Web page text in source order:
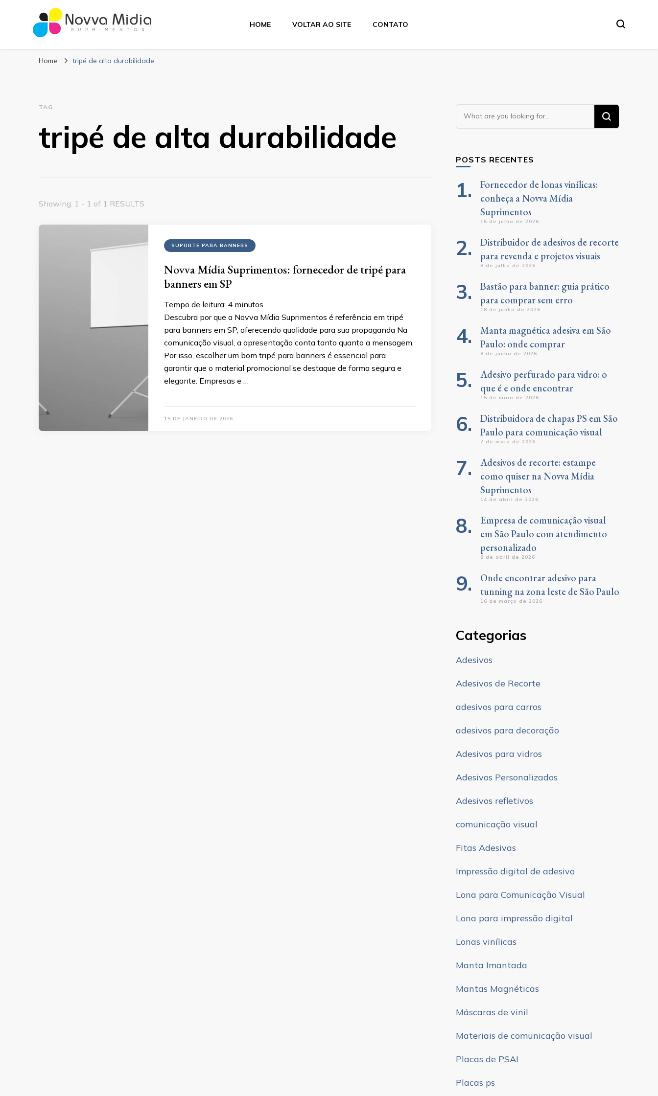
Blog Novva Midia Suprimentos
HOME VOLTAR AO SITE CONTATO
Home tripé de alta durabilidade
TAG
tripé de alta durabilidade
Showing: 1 - 1 of 1 RESULTS
SUPORTE PARA BANNERS
Novva Mídia Suprimentos: fornecedor de tripé para
banners em SP
Tempo de leitura: 4 minutos
Descubra por que a Novva Mídia Suprimentos é referência em tripé
para banners em SP, oferecendo qualidade para sua propaganda Na
comunicação visual, a apresentação conta tanto quanto a mensagem.
Por isso, escolher um bom tripé para banners é essencial para
garantir que o material promocional se destaque de forma segura e
elegante. Empresas e …
15 DE JANEIRO DE 2026
Looking
for
POSTS RECENTES
Fornecedor de lonas vinílicas:
conheça a Novva Mídia
Suprimentos
15 de julho de 2026
Distribuidor de adesivos de recorte
para revenda e projetos visuais
8 de julho de 2026
Bastão para banner: guia prático
para comprar sem erro
18 de junho de 2026
Manta magnética adesiva em São
Paulo: onde comprar
8 de junho de 2026
Adesivo perfurado para vidro: o
que é e onde encontrar
15 de maio de 2026
Distribuidora de chapas PS em São
Paulo para comunicação visual
7 de maio de 2026
Adesivos de recorte: estampe
como quiser na Novva Mídia
Suprimentos
14 de abril de 2026
Empresa de comunicação visual
em São Paulo com atendimento
personalizado
8 de abril de 2026
Onde encontrar adesivo para
tunning na zona leste de São Paulo
16 de março de 2026
Categorias
Adesivos
Adesivos de Recorte
adesivos para carros
adesivos para decoração
Adesivos para vidros
Adesivos Personalizados
Adesivos refletivos
comunicação visual
Fitas Adesivas
Impressão digital de adesivo
Lona para Comunicação Visual
Lona para impressão digital
Lonas vinílicas
Manta Imantada
Mantas Magnéticas
Máscaras de vinil
Materiais de comunicação visual
Placas de PSAI
Placas ps